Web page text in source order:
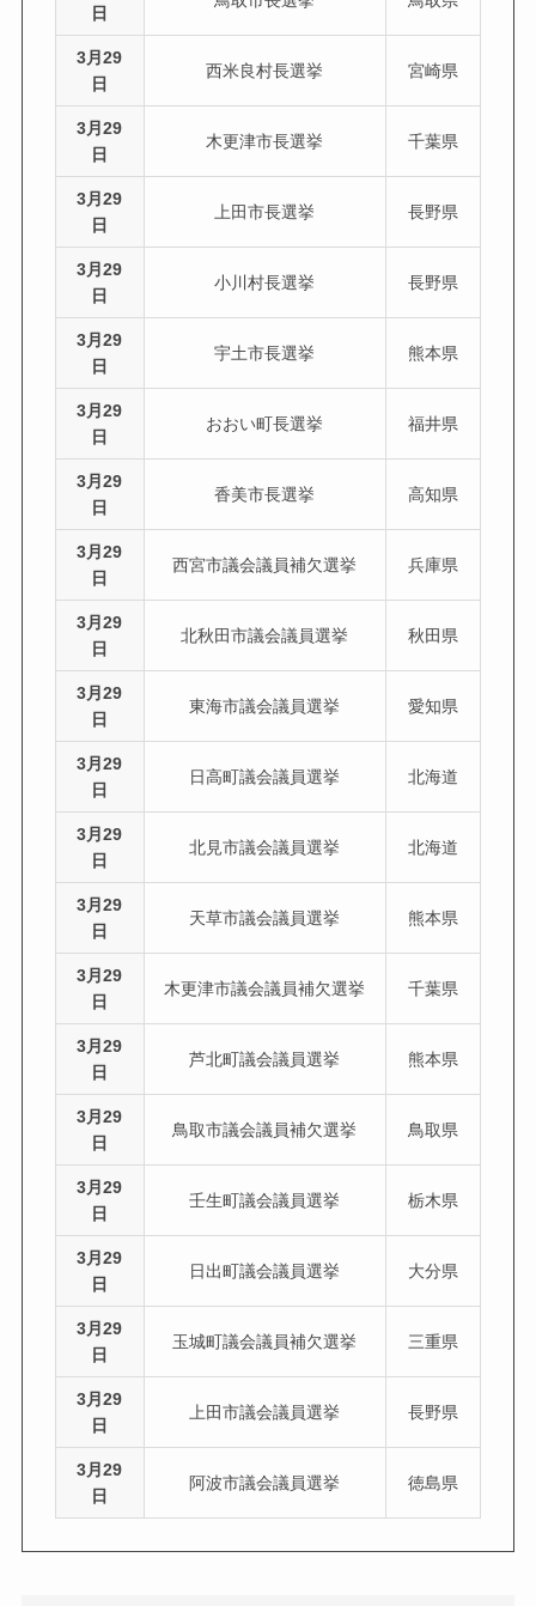
日
3月29
日
西米良村長選挙 宮崎県
3月29
日
木更津市長選挙 千葉県
3月29
日
上田市長選挙 長野県
3月29
日
小川村長選挙 長野県
3月29
日
宇土市長選挙 熊本県
3月29
日
おおい町長選挙 福井県
3月29
日
香美市長選挙 高知県
3月29
日
西宮市議会議員補欠選挙 兵庫県
3月29
日
北秋田市議会議員選挙 秋田県
3月29
日
東海市議会議員選挙 愛知県
3月29
日
日高町議会議員選挙 北海道
3月29
日
北見市議会議員選挙 北海道
3月29
日
天草市議会議員選挙 熊本県
3月29
日
木更津市議会議員補欠選挙 千葉県
3月29
日
芦北町議会議員選挙 熊本県
3月29
日
鳥取市議会議員補欠選挙 鳥取県
3月29
日
壬生町議会議員選挙 栃木県
3月29
日
日出町議会議員選挙 大分県
3月29
日
玉城町議会議員補欠選挙 三重県
3月29
日
上田市議会議員選挙 長野県
3月29
日
阿波市議会議員選挙 徳島県